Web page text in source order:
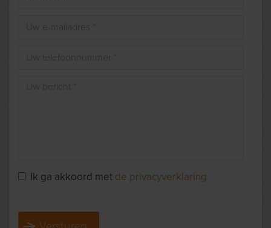
Ik ga akkoord met de privacyverklaring